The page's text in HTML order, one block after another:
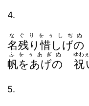
4.
名残り惜しげの
なぐりをぅしぢぬ
帆をあげの
ふをぅあぎぬ
祝
ゆわ
5.